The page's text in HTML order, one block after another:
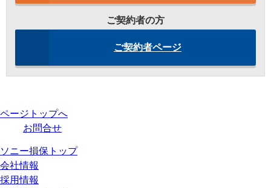
ご契約者の方
ご契約者ページ
ページトップへ
お問合せ
ソニー損保トップ
会社情報
採用情報